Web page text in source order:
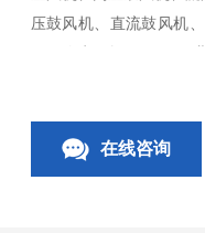
压鼓风机、直流鼓风机
刀、吹水干燥风刀、 工
在线咨询